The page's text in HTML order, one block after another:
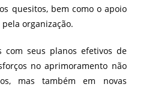
quesitos, bem como o apoio
organização.
com seus planos efetivos de
no aprimoramento não
mas também em novas